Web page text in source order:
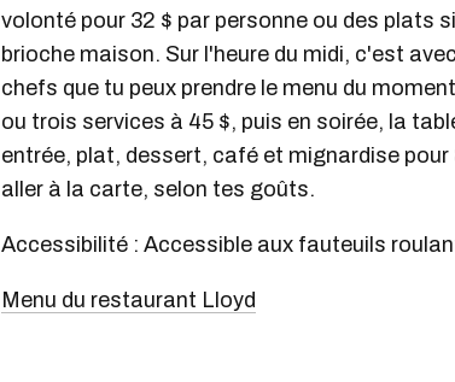
volonté pour 32 $ par personne ou des plats
brioche maison. Sur l'heure du midi, c'est
chefs que tu peux prendre le menu du
ou trois services à 45 $, puis en soirée, la
entrée, plat, dessert, café et mignardise pour
aller à la carte, selon tes goûts.
Accessibilité : Accessible aux fauteuils
Menu du restaurant Lloyd